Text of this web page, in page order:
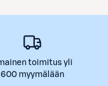
toimitus yli
600 myymälään